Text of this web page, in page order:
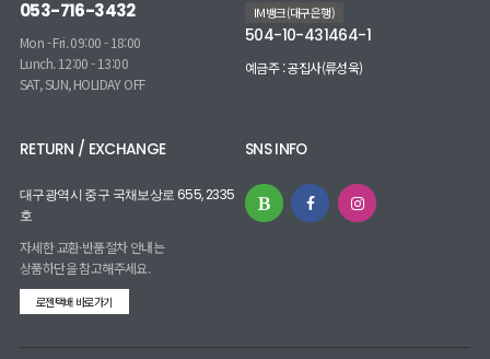
053-716-3432
Mon - Fri. 09:00 - 18:00
Lunch. 12:00 - 13:00
SAT, SUN, HOLIDAY OFF
IM뱅크(대구은행)
504-10-431464-1
예금주 : 공집사(류성욱)
RETURN / EXCHANGE
대구광역시 중구 국채보상로 655, 2335
호
자세한 교환·반품절차 안내는
상품하단을 참고해주세요.
로젠택배 바로가기
SNS INFO